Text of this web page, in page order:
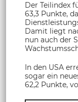
Der Teilindex
63,3 Punkte,
Damit liegt
nun auch der
In den USA
sogar ein
62,2 Punkte,